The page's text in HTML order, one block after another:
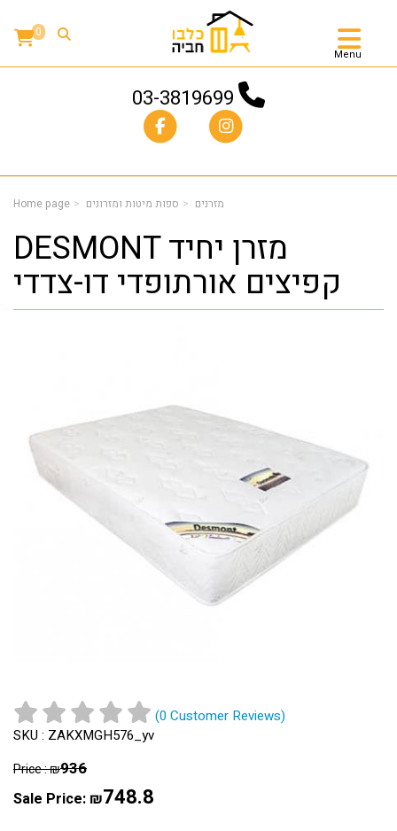
Menu
0
03-3819699
Home page ספות מיטות ומזרונים מזרנים
DESMONT מזרן יחיד
קפיצים אורתופדי דו-צדדי
(0Customer Reviews)
SKU : ZAKXMGH576_yv
Price :₪936
Sale Price: ₪748.8